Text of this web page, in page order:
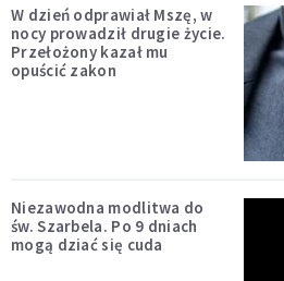
W dzień odprawiał Mszę, w
nocy prowadził drugie życie.
Przełożony kazał mu
opuścić zakon
Niezawodna modlitwa do
św. Szarbela. Po 9 dniach
mogą dziać się cuda